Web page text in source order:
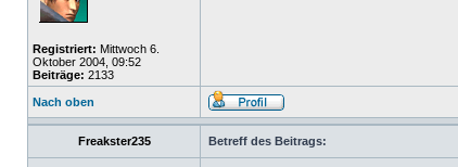
Registriert: Mittwoch 6.
Oktober 2004, 09:52
Beiträge: 2133
Nach oben
Freakster235 Betreff des Beitrags: